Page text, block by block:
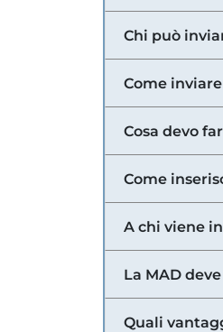
Chi può
Come
Cosa devo
Come
A chi viene
La MAD
Quali